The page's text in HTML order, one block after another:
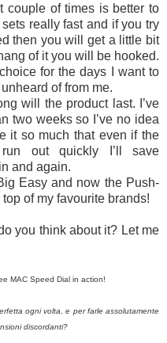
couple of times is better to
really fast and if you try
then you will get a little bit
of it you will be hooked.
for the days I want to
of from me.
will the product last. I’ve
two weeks so I’ve no idea
it so much that even if the
out quickly I’ll save
and again.
Easy and now the Push-
of my favourite brands!
you think about it? Let me
MAC Speed Dial in action!
ogni volta, e per farle assolutamente
discordanti?